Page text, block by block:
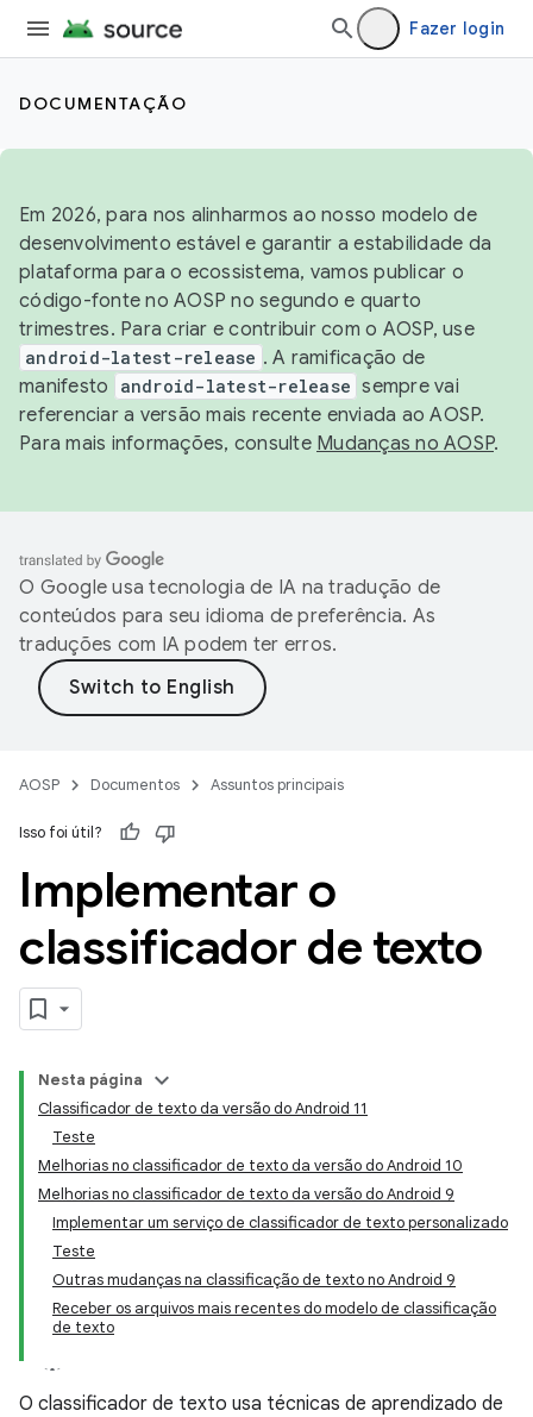
Fazer login
DOCUMENTAÇÃO
Em 2026, para nos alinharmos ao nosso modelo de
desenvolvimento estável e garantir a estabilidade da
plataforma para o ecossistema, vamos publicar o
código-fonte no AOSP no segundo e quarto
trimestres. Para criar e contribuir com o AOSP, use
android-latest-release . A ramificação de
manifesto
android-latest-release sempre vai
referenciar a versão mais recente enviada ao AOSP.
Para mais informações, consulte Mudanças no AOSP.
O Google usa tecnologia de IA na tradução de
conteúdos para seu idioma de preferência. As
traduções com IA podem ter erros.
AOSP Documentos Assuntos principais
Isso foi útil?
Implementar o
classificador de texto
Nesta página
Classificador de texto da versão do Android 11
Teste
Melhorias no classificador de texto da versão do Android 10
Melhorias no classificador de texto da versão do Android 9
Implementar um serviço de classificador de texto personalizado
Teste
Outras mudanças na classificação de texto no Android 9
Receber os arquivos mais recentes do modelo de classificação
de texto
O classificador de texto usa técnicas de aprendizado de